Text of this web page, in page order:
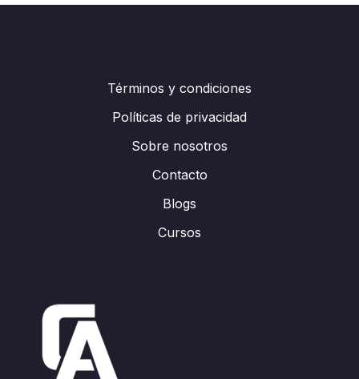
Términos y condiciones
Políticas de privacidad
Sobre nosotros
Contacto
Blogs
Cursos